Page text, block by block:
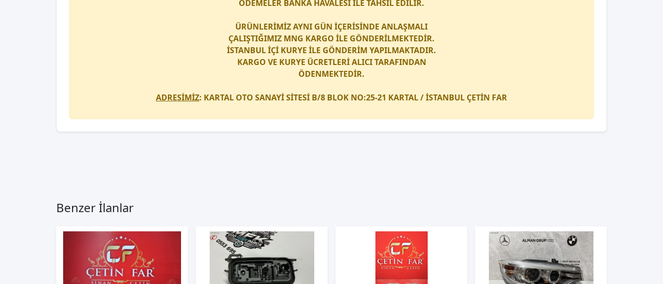
ÖDEMELER BANKA HAVALESİ İLE TAHSİL EDİLİR.
ÜRÜNLERİMİZ AYNI GÜN İÇERİSİNDE ANLAŞMALI
ÇALIŞTIĞIMIZ MNG KARGO İLE GÖNDERİLMEKTEDİR.
İSTANBUL İÇİ KURYE İLE GÖNDERİM YAPILMAKTADIR.
KARGO VE KURYE ÜCRETLERİ ALICI TARAFINDAN
ÖDENMEKTEDİR.
ADRESİMİZ: KARTAL OTO SANAYİ SİTESİ B/8 BLOK NO:25-21 KARTAL / İSTANBUL ÇETİN FAR
Benzer İlanlar